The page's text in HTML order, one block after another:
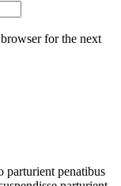
for the next
parturient penatibus